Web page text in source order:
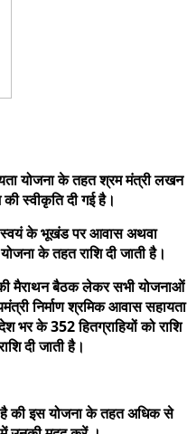
योजना के तहत श्रम मंत्री लखन
स्वीकृति दी गई है।
स्वयं के भूखंड पर आवास अथवा
के तहत राशि दी जाती है।
मैराथन बैठक लेकर सभी योजनाओं
निर्माण श्रमिक आवास सहायता
भर के 352 हितग्राहियों को राशि
दी जाती है।
है की इस योजना के तहत अधिक से